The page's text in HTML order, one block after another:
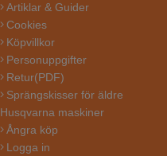
Artiklar & Guider
Cookies
Köpvillkor
Personuppgifter
Retur(PDF)
Sprängskisser för äldre
Husqvarna maskiner
Ångra köp
Logga in